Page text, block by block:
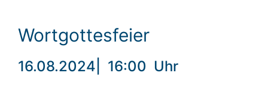
Wortgottesfeier
16.08.2024 16:00 Uhr